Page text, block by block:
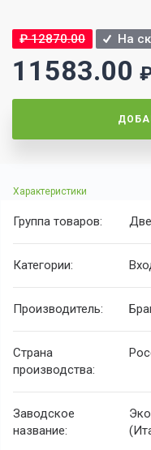
₽12870.00 На
11583.00
Характеристики
Группа товаров:
Категории:
Производитель:
Страна
производства:
Заводское
название: